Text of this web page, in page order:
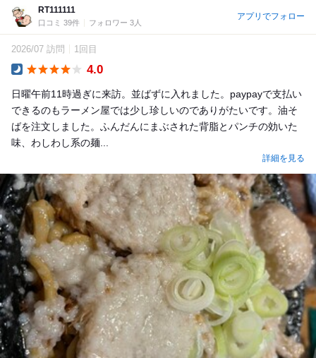
RT111111
口コミ 39件 フォロワー 3人
アプリでフォロー
2026/07 訪問 1回目
4.0
日曜午前11時過ぎに来訪。並ばずに入れました。paypayで支払い
できるのもラーメン屋では少し珍しいのでありがたいです。油そ
ばを注文しました。ふんだんにまぶされた背脂とパンチの効いた
味、わしわし系の麺...
詳細を見る